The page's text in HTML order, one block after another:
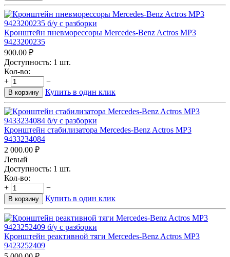
Кронштейн пневморессоры Mercedes-Benz Actros MP3
9423200235
900.00 ₽
Доступность: 1 шт.
Кол-во:
+
−
В корзину Купить в один клик
Кронштейн стабилизатора Mercedes-Benz Actros MP3
9433234084
2 000.00 ₽
Левый
Доступность: 1 шт.
Кол-во:
+
−
В корзину Купить в один клик
Кронштейн реактивной тяги Mercedes-Benz Actros MP3
9423252409